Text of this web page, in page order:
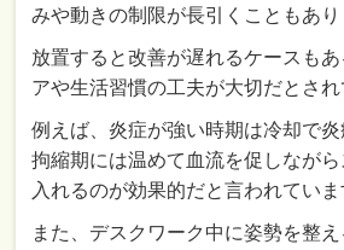
みや動きの制限が長引くこともあり
放置すると改善が遅れるケースも
アや生活習慣の工夫が大切だとさ
例えば、炎症が強い時期は冷却で炎
拘縮期には温めて血流を促しながら
入れるのが効果的だと言われていま
また、デスクワーク中に姿勢を整